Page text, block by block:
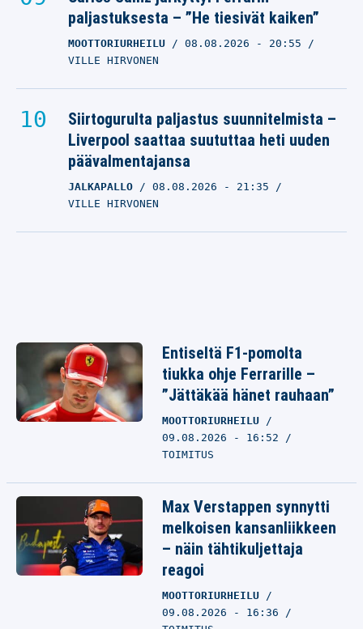
paljastuksesta – ”He tiesivät kaiken”
MOOTTORIURHEILU 08.08.2026 - 20:55
VILLE HIRVONEN
Siirtogurulta paljastus suunnitelmista –
Liverpool saattaa suututtaa heti uuden
päävalmentajansa
JALKAPALLO 08.08.2026 - 21:35
VILLE HIRVONEN
Entiseltä F1-pomolta
tiukka ohje Ferrarille –
”Jättäkää hänet rauhaan”
MOOTTORIURHEILU
09.08.2026 - 16:52
TOIMITUS
Max Verstappen synnytti
melkoisen kansanliikkeen
– näin tähtikuljettaja
reagoi
MOOTTORIURHEILU
09.08.2026 - 16:36